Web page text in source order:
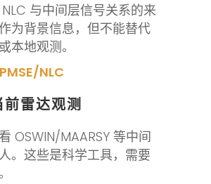
与中间层信号关系的来
为背景信息，但不能替代
本地观测。
NLC
雷达观测
OSWIN/MAARSY 等中间
。这些是科学工具，需要